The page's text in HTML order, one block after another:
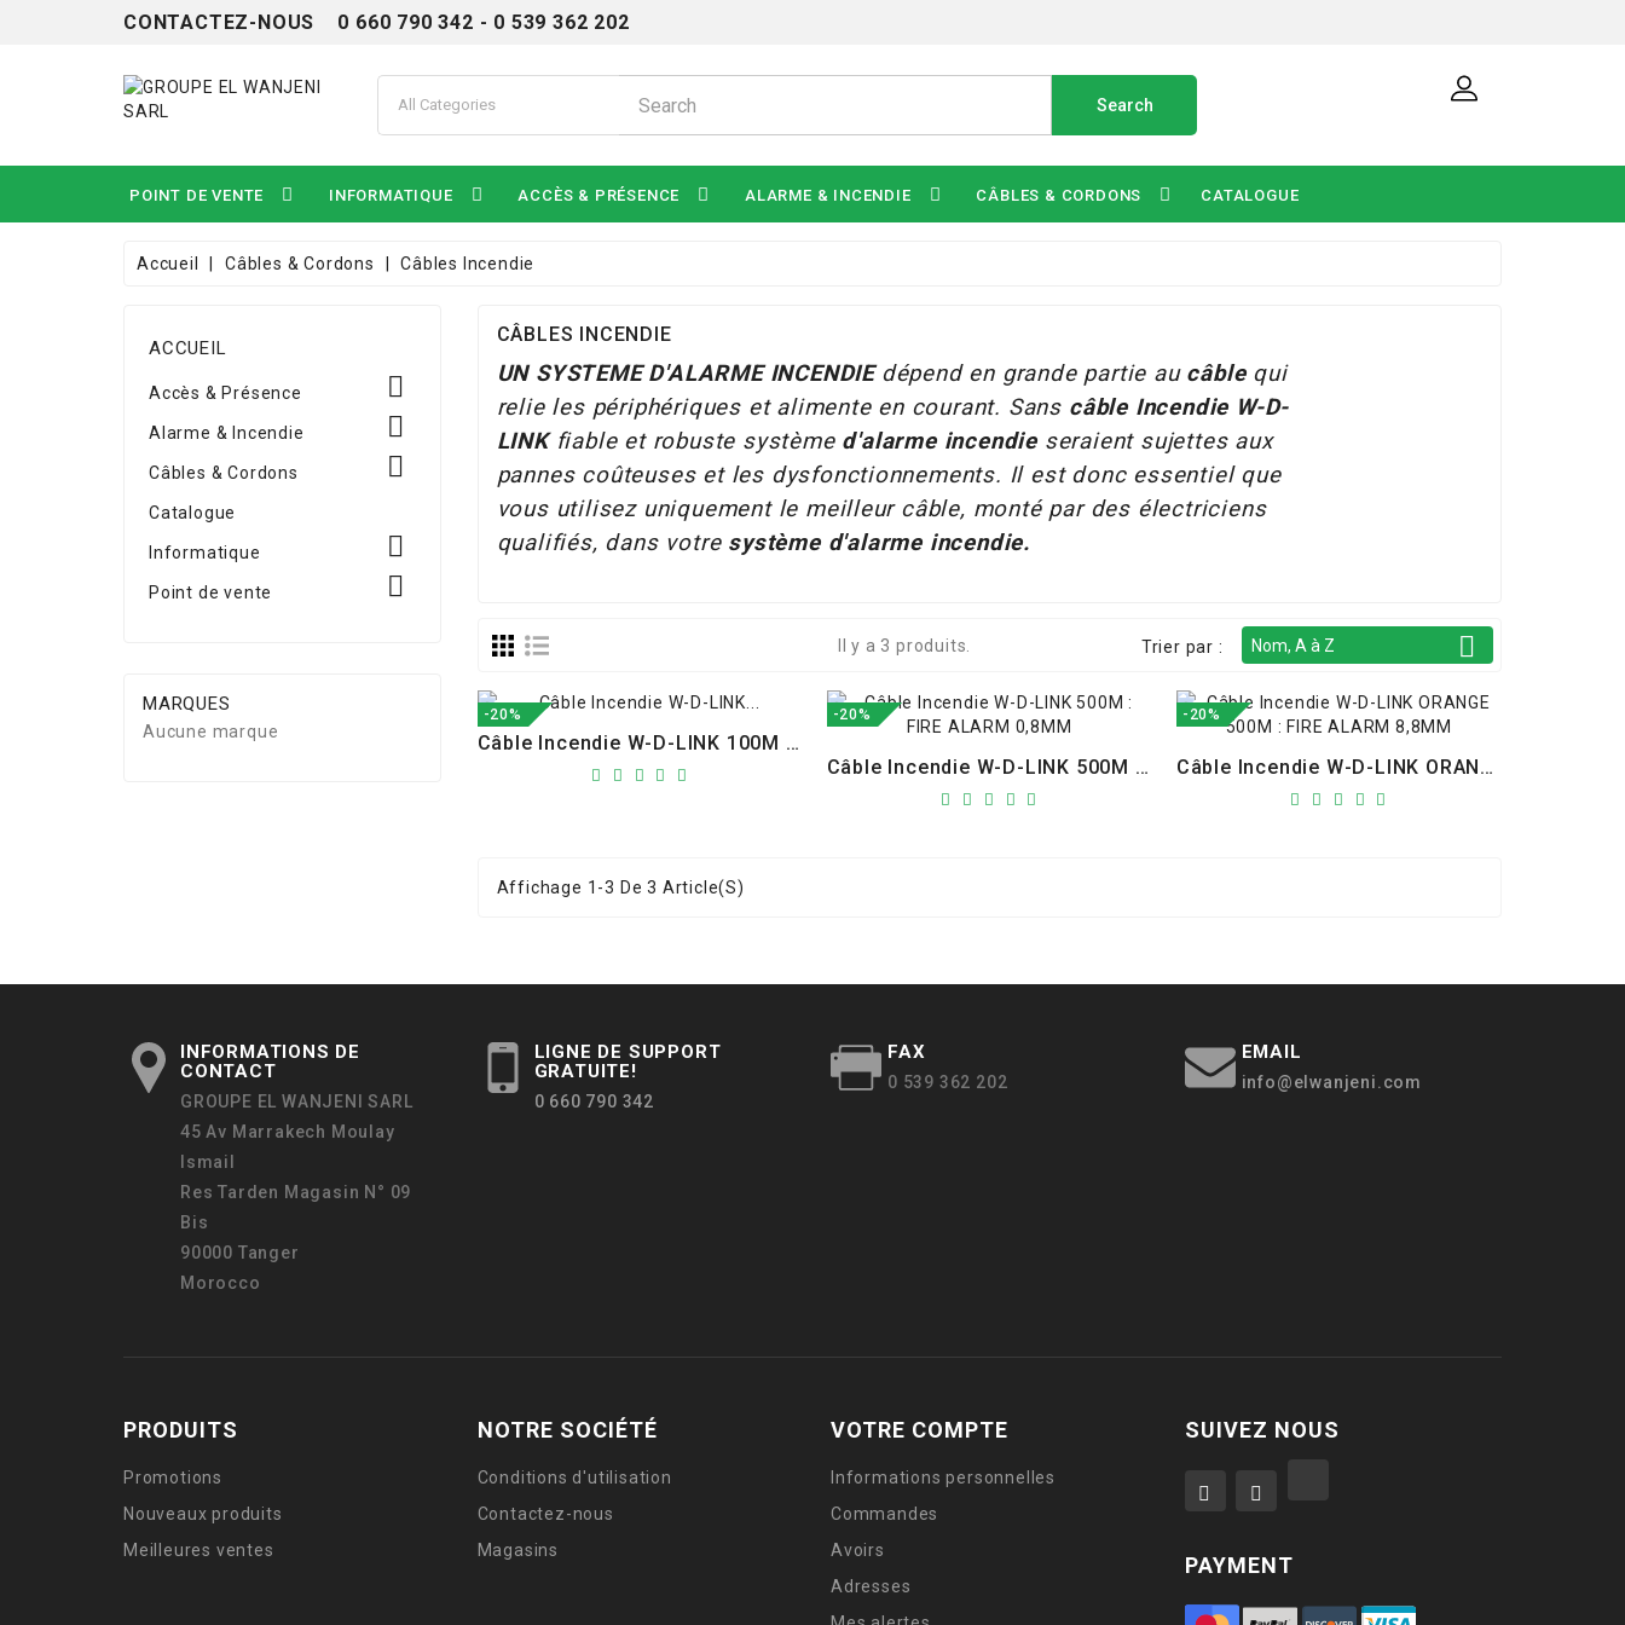
CONTACTEZ-NOUS 0 660 790 342 - 0 539 362 202
Search
POINT DE VENTE INFORMATIQUE ACCÈS & PRÉSENCE ALARME & INCENDIE CÂBLES & CORDONS CATALOGUE
Accueil Câbles & Cordons Câbles Incendie
ACCUEIL
Accès & Présence 
Alarme & Incendie 
Câbles & Cordons 
Catalogue
Informatique 
Point de vente 
MARQUES
Aucune marque
CÂBLES INCENDIE
UN SYSTEME D'ALARME INCENDIEdépend en grande partie au câblequi
relie les périphériques et alimente en courant. Sans câble Incendie W-D-
LINKfiable et robuste système d'alarme incendieseraient sujettes aux
pannes coûteuses et les dysfonctionnements. Il est donc essentiel que
vous utilisez uniquement le meilleur câble, monté par des électriciens
qualifiés, dans votre système d'alarme incendie.
Il y a 3 produits. Trier par : Nom, A à Z 
-20%
Câble Incendie W-D-LINK 100M : FIRE ALARM 0,8MM
-20%
Câble Incendie W-D-LINK 500M : FIRE ALARM 0,8MM
-20%
Câble Incendie W-D-LINK ORANGE 500M : FIRE ALARM 8,8MM
Affichage 1-3 De 3 Article(s)
INFORMATIONS DE
CONTACT
GROUPE EL WANJENI SARL
45 Av Marrakech Moulay
Ismail
Res Tarden Magasin N° 09
Bis
90000 Tanger
Morocco
LIGNE DE SUPPORT
GRATUITE!
0 660 790 342
FAX
0 539 362 202
EMAIL
info@elwanjeni.com
PRODUITS
Promotions
Nouveaux produits
Meilleures ventes
NOTRE SOCIÉTÉ
Conditions d'utilisation
Contactez-nous
Magasins
VOTRE COMPTE
Informations personnelles
Commandes
Avoirs
Adresses
SUIVEZ NOUS
PAYMENT